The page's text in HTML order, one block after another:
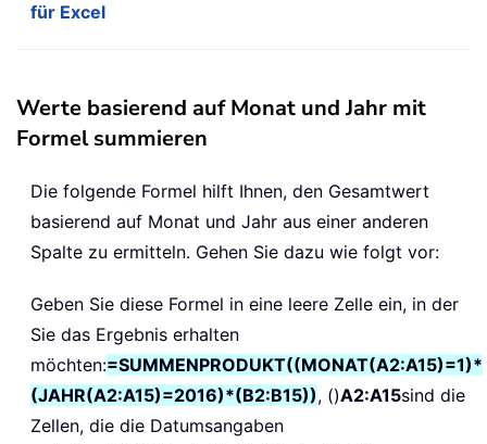
für Excel
Werte basierend auf Monat und Jahr mit
Formel summieren
Die folgende Formel hilft Ihnen, den Gesamtwert
basierend auf Monat und Jahr aus einer anderen
Spalte zu ermitteln. Gehen Sie dazu wie folgt vor:
Geben Sie diese Formel in eine leere Zelle ein, in der
Sie das Ergebnis erhalten
möchten:=SUMMENPRODUKT((MONAT(A2:A15)=1)*
(JAHR(A2:A15)=2016)*(B2:B15)), ()A2:A15sind die
Zellen, die die Datumsangaben